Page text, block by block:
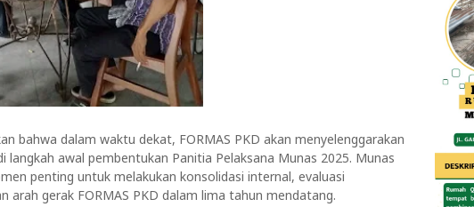
bahwa dalam waktu dekat, FORMAS PKD akan menyelenggarakan
langkah awal pembentukan Panitia Pelaksana Munas 2025. Munas
penting untuk melakukan konsolidasi internal, evaluasi
arah gerak FORMAS PKD dalam lima tahun mendatang.